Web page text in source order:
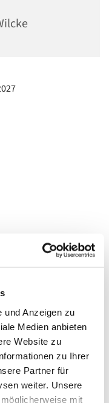
und Anzeigen zu
Medien anbieten
Website zu
zu Ihrer
Partner für
weiter. Unsere
mit